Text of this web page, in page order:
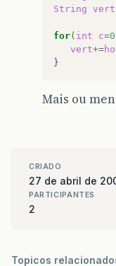
String vert
for( int c=0
vert+=
Mais ou
CRIADO
27 de abril de
PARTICIPANTES
2
Topicos